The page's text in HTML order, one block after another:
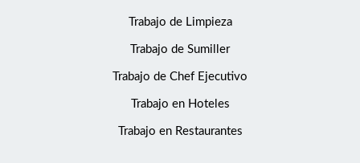
Trabajo de Limpieza
Trabajo de Sumiller
Trabajo de Chef Ejecutivo
Trabajo en Hoteles
Trabajo en Restaurantes